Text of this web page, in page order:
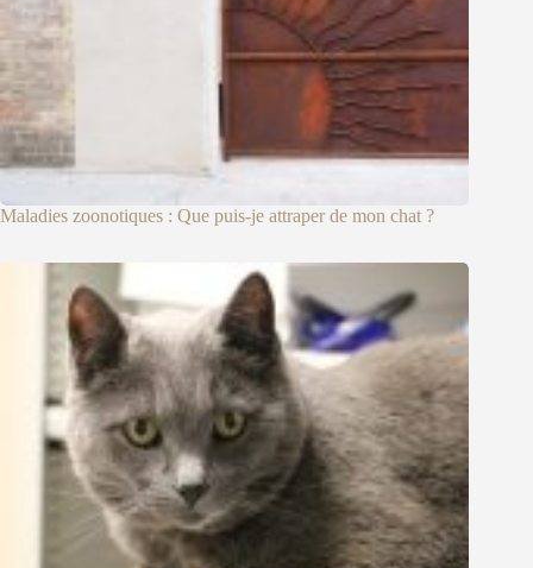
Maladies zoonotiques : Que puis-je attraper de mon chat ?